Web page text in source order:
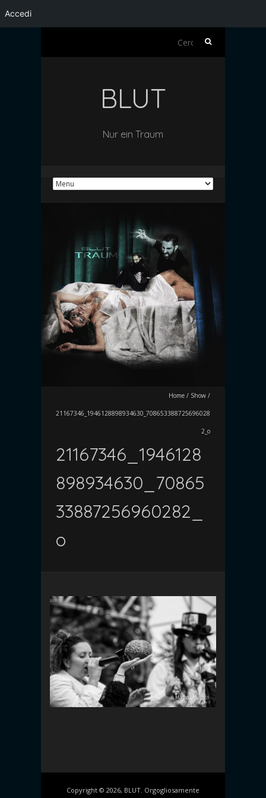
Accedi
Ricerca
BLUT
Nur ein Traum
Home / Show /
21167346_1946128898934630_708653388725696028
2_o
21167346_1946128
898934630_70865
33887256960282_
o
Copyright © 2026, BLUT. Orgogliosamente